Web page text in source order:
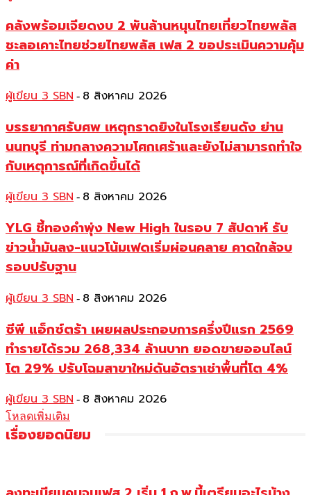
คลังพร้อมเจียดงบ 2 พันล้านหนุนไทยเที่ยวไทยพลัส
ชะลอเคาะไทยช่วยไทยพลัส เฟส 2 ขอประเมินความคุ้ม
ค่า
ผู้เขียน 3 SBN - 8 สิงหาคม 2026
บรรยากาศรับศพ เหตุกราดยิงในโรงเรียนดัง ย่าน
นนทบุรี ท่ามกลางความโศกเศร้าและยังไม่สามารถทำใจ
กับเหตุการณ์ที่เกิดขึ้นได้
ผู้เขียน 3 SBN - 8 สิงหาคม 2026
YLG ชี้ทองคำพุ่ง New High ในรอบ 7 สัปดาห์ รับ
ข่าวน้ำมันลง-แนวโน้มเฟดเริ่มผ่อนคลาย คาดใกล้จบ
รอบปรับฐาน
ผู้เขียน 3 SBN - 8 สิงหาคม 2026
ซีพี แอ็กซ์ตร้า เผยผลประกอบการครึ่งปีแรก 2569
ทำรายได้รวม 268,334 ล้านบาท ยอดขายออนไลน์
โต 29% ปรับโฉมสาขาใหม่ดันอัตราเช่าพื้นที่โต 4%
ผู้เขียน 3 SBN - 8 สิงหาคม 2026
โหลดเพิ่มเติม
เรื่องยอดนิยม